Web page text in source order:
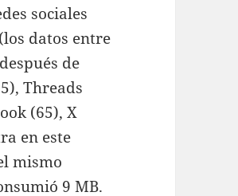
sociales
datos entre
de
Threads
(65), X
en este
mismo
9 MB.